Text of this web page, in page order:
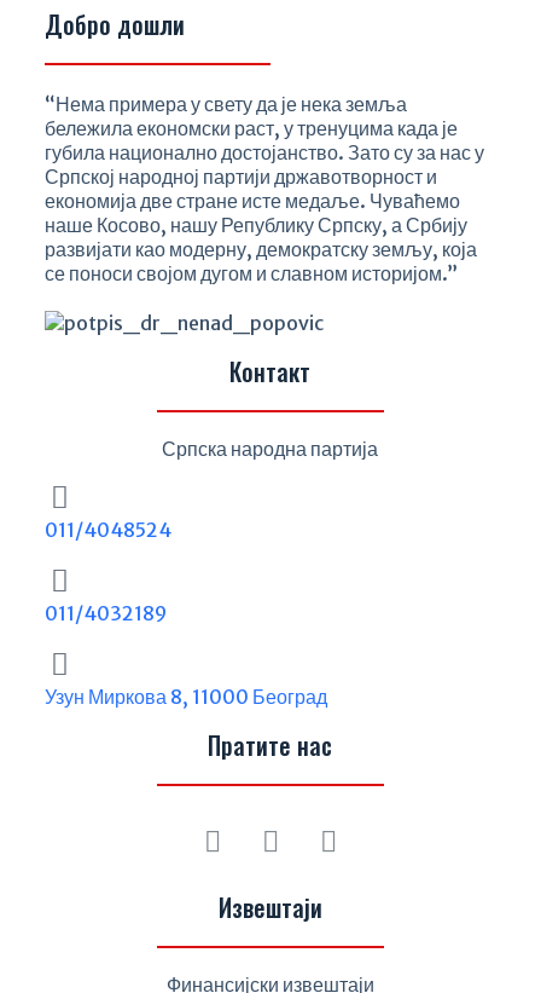
Добро дошли
“Нема примера у свету да је нека земља
бележила економски раст, у тренуцима када је
губила национално достојанство. Зато су за нас у
Српској народној партији државотворност и
економија две стране исте медаље. Чуваћемо
наше Косово, нашу Републику Српску, а Србију
развијати као модерну, демократску земљу, која
се поноси својом дугом и славном историјом.”
Контакт
Српска народна партија
011/4048524
011/4032189
Узун Миркова 8, 11000 Београд
Пратите нас
Извештаји
Финансијски извештаји